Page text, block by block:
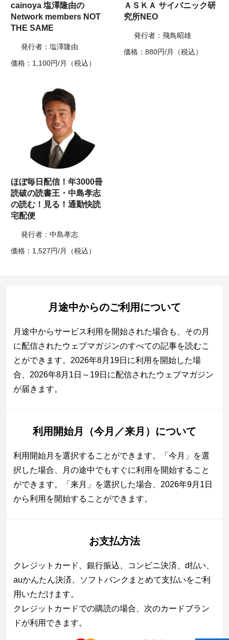
cainoya 塩澤隆由の
Network members NOT
THE SAME
発行者：塩澤隆由
価格：1,100円/月（税込）
ＡＳＫＡ サイバニック研
究所NEO
発行者：飛鳥昭雄
価格：880円/月（税込）
ほぼ毎日配信！年3000冊
読破の読書王・中島孝志
の読む！見る！通勤快読
宅配便
発行者：中島孝志
価格：1,527円/月（税込）
月途中からのご利用について
月途中からサービス利用を開始された場合も、その月
に配信されたウェブマガジンのすべての記事を読むこ
とができます。2026年8月19日に利用を開始した場
合、2026年8月1日～19日に配信されたウェブマガジン
が届きます。
利用開始月（今月／来月）について
利用開始月を選択することができます。「今月」を選
択した場合、月の途中でもすぐに利用を開始すること
ができます。「来月」を選択した場合、2026年9月1日
から利用を開始することができます。
お支払方法
クレジットカード、銀行振込、コンビニ決済、d払い、
auかんたん決済、ソフトバンクまとめて支払いをご利
用いただけます。
クレジットカードでの購読の場合、次のカードブラン
ドが利用できます。